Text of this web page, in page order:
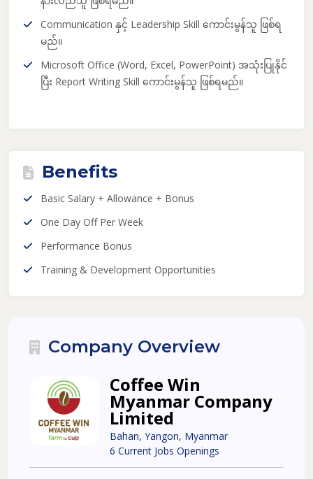
Communication နှင့် Leadership Skill ကောင်းမွန်သူ ဖြစ်ရ
မည်။
Microsoft Office (Word, Excel, PowerPoint) အသုံးပြုနိုင်
ပြီး Report Writing Skill ကောင်းမွန်သူ ဖြစ်ရမည်။
Benefits
Basic Salary + Allowance + Bonus
One Day Off Per Week
Performance Bonus
Training & Development Opportunities
Company Overview
Coffee Win
Myanmar Company
Limited
Bahan, Yangon, Myanmar
6 Current Jobs Openings